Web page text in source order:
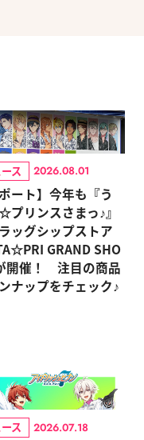
ス 2026.08.01
ポート】今年も『う
プリンスさまっ♪』
ッグシップストア
GRAND SHO
開催！ 注目の商品
ナップをチェック♪
ス 2026.07.18